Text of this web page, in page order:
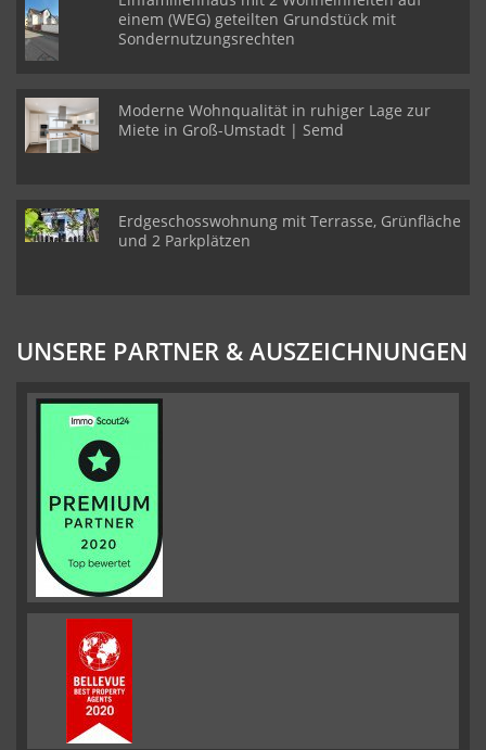
einem (WEG) geteilten Grundstück mit
Sondernutzungsrechten
Moderne Wohnqualität in ruhiger Lage zur
Miete in Groß-Umstadt | Semd
Erdgeschosswohnung mit Terrasse, Grünfläche
und 2 Parkplätzen
UNSERE PARTNER & AUSZEICHNUNGEN